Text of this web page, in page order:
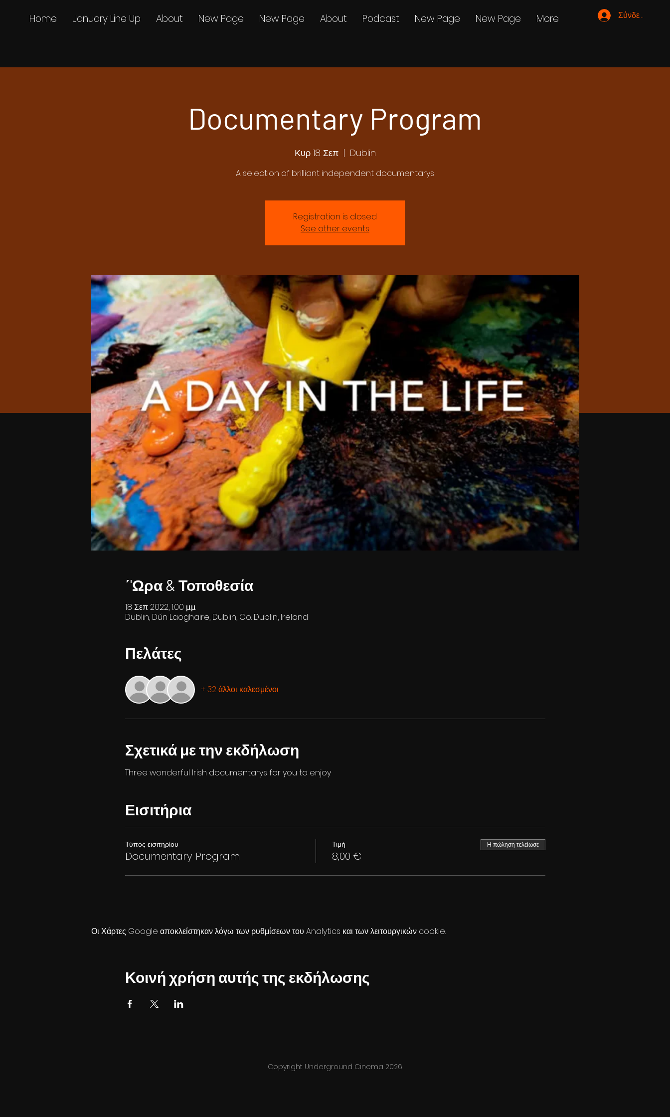
Σύνδεση
Home January Line Up About New Page New Page About Podcast New Page New Page More
Documentary Program
Κυρ 18 Σεπ
  |
Dublin
A selection of brilliant independent documentarys
Registration is closed
See other events
΄'Ωρα & Τοποθεσία
18 Σεπ 2022, 1:00 μ.μ.
Dublin, Dún Laoghaire, Dublin, Co. Dublin, Ireland
Πελάτες
+ 32 άλλοι καλεσμένοι
Σχετικά με την εκδήλωση
Three wonderful Irish documentarys for you to enjoy
Εισιτήρια
Τύπος εισιτηρίου
Documentary Program
Τιμή
8,00 €
Η πώληση τελείωσε
Οι Χάρτες Google αποκλείστηκαν λόγω των ρυθμίσεων του Analytics και των λειτουργικών cookie.
Κοινή χρήση αυτής της εκδήλωσης
Copyright Underground Cinema 2026